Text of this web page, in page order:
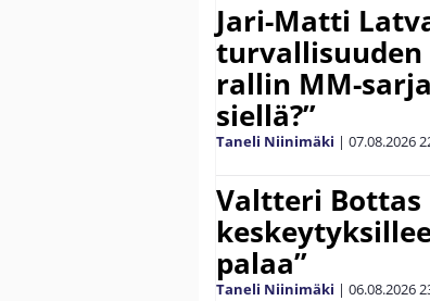
Jari-Matti
turvallisuuden
rallin MM-
siellä?”
Taneli Niinimäki | 07.08.2026
Valtteri
palaa”
Taneli Niinimäki | 06.08.2026